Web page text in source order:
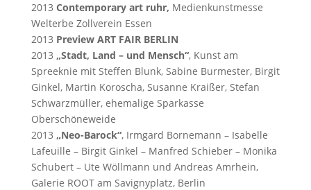
2013 Contemporary art ruhr, Medienkunstmesse
Welterbe Zollverein Essen
2013 Preview ART FAIR BERLIN
2013 „Stadt, Land – und Mensch“, Kunst am
Spreeknie mit Steffen Blunk, Sabine Burmester, Birgit
Ginkel, Martin Koroscha, Susanne Kraißer, Stefan
Schwarzmüller, ehemalige Sparkasse
Oberschöneweide
2013 „Neo-Barock“, Irmgard Bornemann – Isabelle
Lafeuille – Birgit Ginkel – Manfred Schieber – Monika
Schubert – Ute Wöllmann und Andreas Amrhein,
Galerie ROOT am Savignyplatz, Berlin